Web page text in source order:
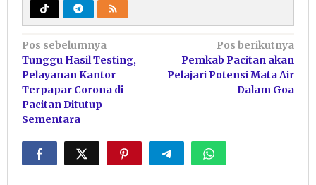
Navigasi
pos
Pos sebelumnya
Tunggu Hasil Testing,
Pelayanan Kantor
Terpapar Corona di
Pacitan Ditutup
Sementara
Pos berikutnya
Pemkab Pacitan akan
Pelajari Potensi Mata Air
Dalam Goa